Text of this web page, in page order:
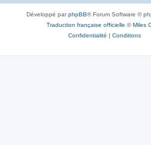
Développé parphpBB® Forum Software ©
Traduction française officielle ©Miles
Confidentialité | Conditions